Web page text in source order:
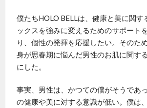
僕たちHOLO BELLは、健康と美に関す
ックスを強みに変えるためのサポート
り、個性の発揮を応援したい。そのた
身が思春期に悩んだ男性のお肌に関す
にした。
事実、男性は、かつての僕がそうであ
の健康や美に対する意識が低い。僕は